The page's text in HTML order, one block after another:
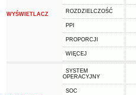
WYŚWIETLACZ ROZDZIELCZOŚĆ
PPI
PROPORCJI
WIĘCEJ
SYSTEM
OPERACYJNY
SOC